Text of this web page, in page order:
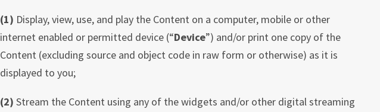
(1) Display, view, use, and play the Content on a computer, mobile or other
internet enabled or permitted device (“Device”) and/or print one copy of the
Content (excluding source and object code in raw form or otherwise) as it is
displayed to you;
(2) Stream the Content using any of the widgets and/or other digital streaming